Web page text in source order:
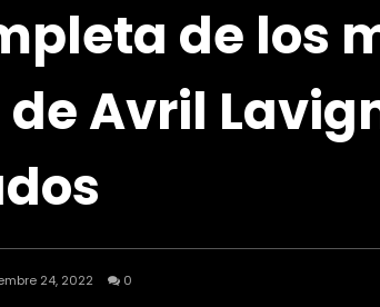
de los
Avril
24, 2022 0